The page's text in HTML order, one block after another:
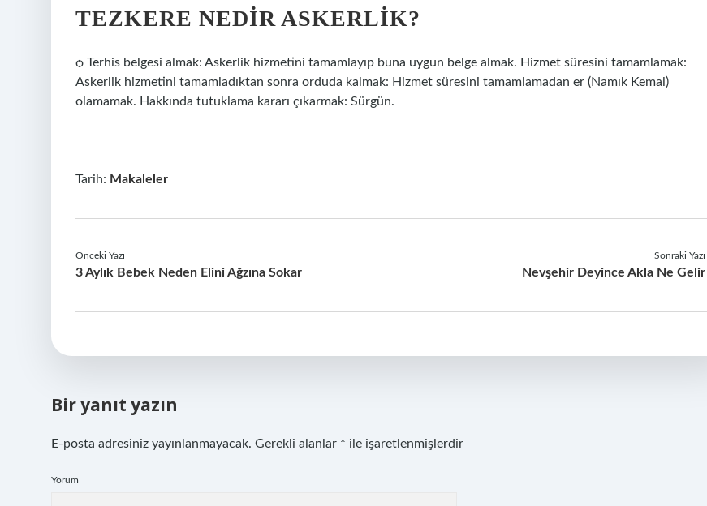
TEZKERE NEDIR ASKERLIK?
ѻ Terhis belgesi almak: Askerlik hizmetini tamamlayıp buna uygun belge almak. Hizmet süresini tamamlamak:
Askerlik hizmetini tamamladıktan sonra orduda kalmak: Hizmet süresini tamamlamadan er (Namık Kemal)
olamamak. Hakkında tutuklama kararı çıkarmak: Sürgün.
Tarih: Makaleler
Önceki Yazı
3 Aylık Bebek Neden Elini Ağzına Sokar
Sonraki Yazı
Nevşehir Deyince Akla Ne Gelir
Bir yanıt yazın
E-posta adresiniz yayınlanmayacak. Gerekli alanlar * ile işaretlenmişlerdir
Yorum